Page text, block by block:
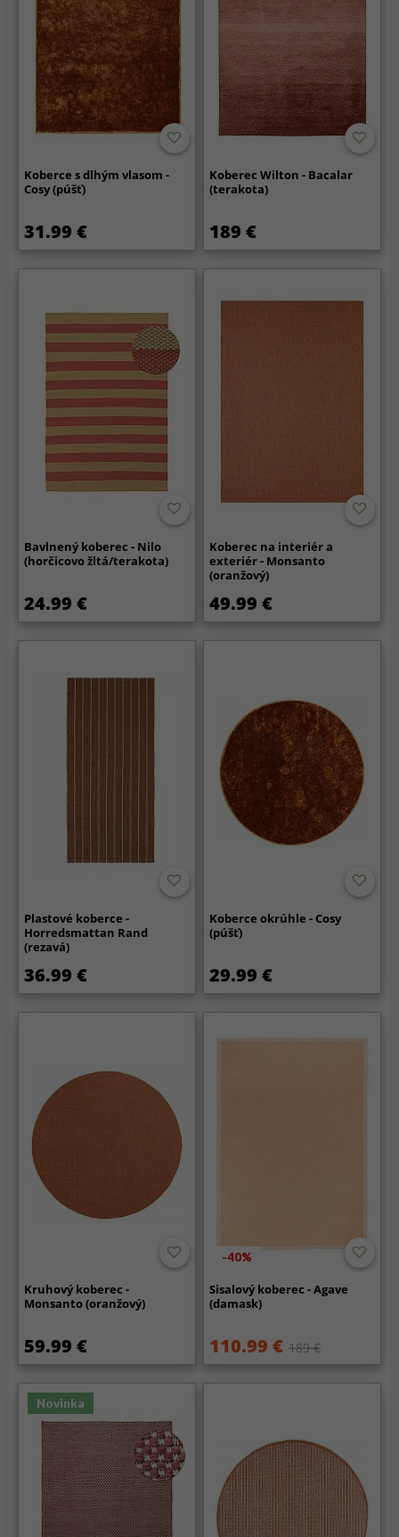
Koberce s dlhým vlasom -
Cosy (púšť)
31.99 €
Koberec Wilton - Bacalar
(terakota)
189 €
Bavlnený koberec - Nilo
(horčicovo žltá/terakota)
24.99 €
Koberec na interiér a
exteriér - Monsanto
(oranžový)
49.99 €
Plastové koberce -
Horredsmattan Rand
(rezavá)
36.99 €
Koberce okrúhle - Cosy
(púšť)
29.99 €
Kruhový koberec -
Monsanto (oranžový)
59.99 €
-40%
Sisalový koberec - Agave
(damask)
110.99 € 189 €
Novinka